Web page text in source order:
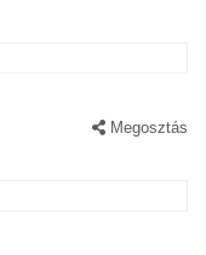
Megosztás